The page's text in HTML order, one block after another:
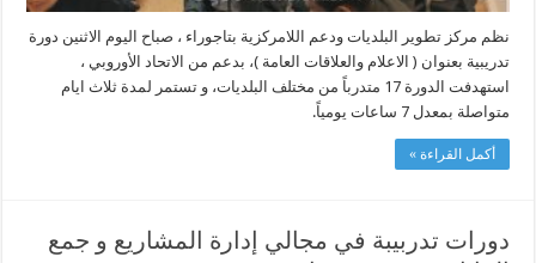
نظم مركز تطوير البلديات ودعم اللامركزية بتاجوراء ، صباح اليوم الاثنين دورة
تدريبية بعنوان ( الاعلام والعلاقات العامة )، بدعم من الاتحاد الأوروبي ،
استهدفت الدورة 17 متدرباً من مختلف البلديات، و تستمر لمدة ثلاث ايام
متواصلة بمعدل 7 ساعات يومياً.
أكمل القراءة »
دورات تدربيبة في مجالي إدارة المشاريع و جمع